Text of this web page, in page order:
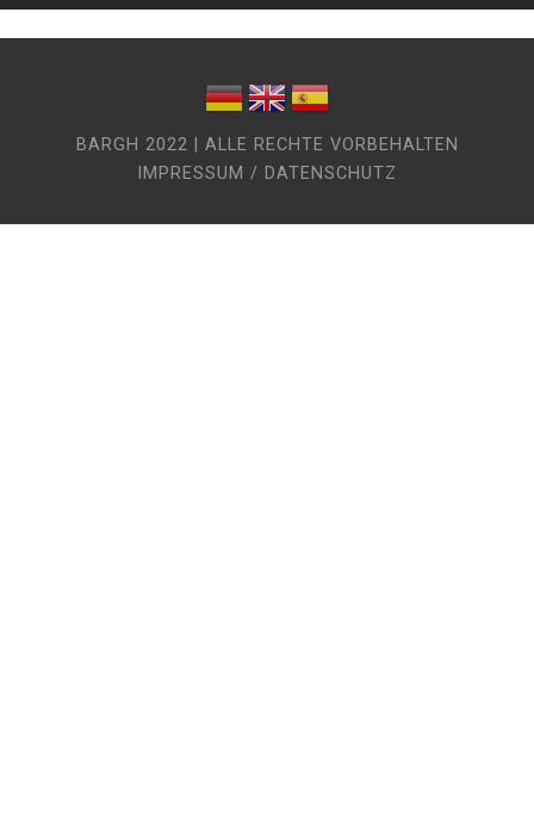
BARGH 2022 | ALLE RECHTE VORBEHALTEN
IMPRESSUM / DATENSCHUTZ